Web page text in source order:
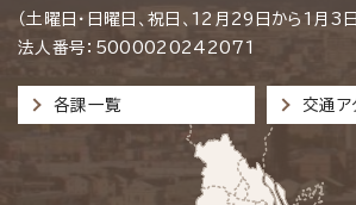
（土曜日・日曜日、祝日、12月29日から1月3日
法人番号：5000020242071
各課一覧 交通ア